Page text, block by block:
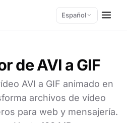
Español
de AVI a GIF
AVI a GIF animado en
archivos de vídeo
para web y mensajería.